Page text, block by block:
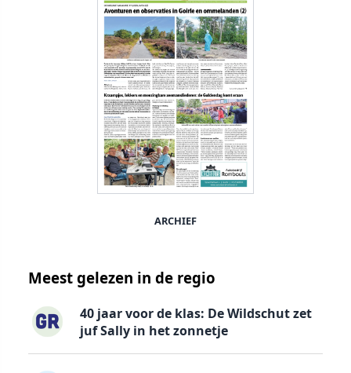
ARCHIEF
Meest gelezen in de regio
40 jaar voor de klas: De Wildschut zet
juf Sally in het zonnetje